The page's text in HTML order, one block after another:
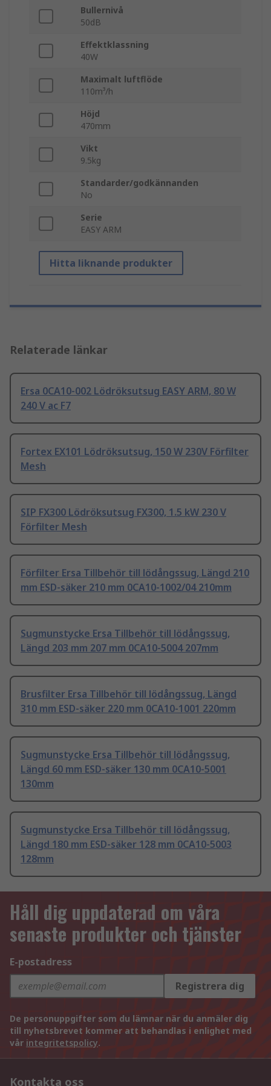
Bullernivå
50dB
Effektklassning
40W
Maximalt luftflöde
110m³/h
Höjd
470mm
Vikt
9.5kg
Standarder/godkännanden
No
Serie
EASY ARM
Hitta liknande produkter
Relaterade länkar
Ersa 0CA10-002 Lödröksutsug EASY ARM, 80 W
240 V ac F7
Fortex EX101 Lödröksutsug, 150 W 230V Förfilter
Mesh
SIP FX300 Lödröksutsug FX300, 1.5 kW 230 V
Förfilter Mesh
Förfilter Ersa Tillbehör till lödångssug, Längd 210
mm ESD-säker 210 mm 0CA10-1002/04 210mm
Sugmunstycke Ersa Tillbehör till lödångssug,
Längd 203 mm 207 mm 0CA10-5004 207mm
Brusfilter Ersa Tillbehör till lödångssug, Längd
310 mm ESD-säker 220 mm 0CA10-1001 220mm
Sugmunstycke Ersa Tillbehör till lödångssug,
Längd 60 mm ESD-säker 130 mm 0CA10-5001
130mm
Sugmunstycke Ersa Tillbehör till lödångssug,
Längd 180 mm ESD-säker 128 mm 0CA10-5003
128mm
Håll dig uppdaterad om våra
senaste produkter och tjänster
E-postadress
Registrera dig
De personuppgifter som du lämnar när du anmäler dig
till nyhetsbrevet kommer att behandlas i enlighet med
vår integritetspolicy.
Kontakta oss